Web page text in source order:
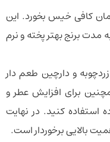
کافی خیس بخورد. این
برنج بهتر پخته و نرم
و دارچین طعم دار
برای افزایش عطر و
استفاده کنید. در نهایت
بالایی برخوردار است.